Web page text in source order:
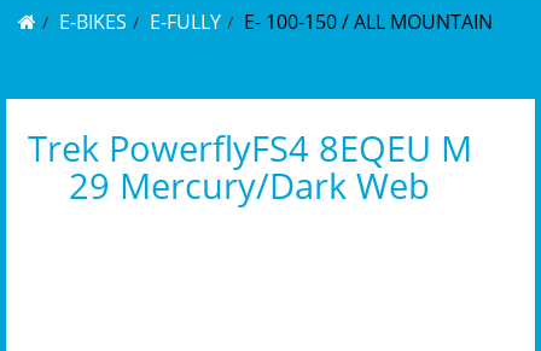
E-BIKES E-FULLY E- 100-150 / ALL MOUNTAIN
Trek PowerflyFS4 8EQEU M
29 Mercury/Dark Web